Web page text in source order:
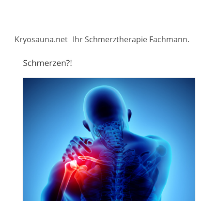
Kryosauna.net Ihr Schmerztherapie Fachmann.